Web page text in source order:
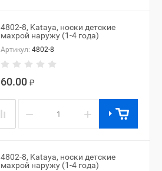
4802-8, Kataya, носки детские
махрой наружу (1-4 года)
Артикул: 4802-8
60.00 ₽
− +
4802-8, Kataya, носки детские
махрой наружу (1-4 года)